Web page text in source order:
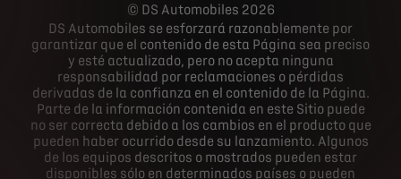
DS Automobiles 2026
DS Automobiles se esforzará razonablemente por
garantizar que el contenido de esta Página sea preciso
y esté actualizado, pero no acepta ninguna
responsabilidad por reclamaciones o pérdidas
derivadas de la confianza en el contenido de la Página.
Parte de la información contenida en este Sitio puede
no ser correcta debido a los cambios en el producto que
pueden haber ocurrido desde su lanzamiento. Algunos
de los equipos descritos o mostrados pueden estar
disponibles sólo en determinados países o pueden